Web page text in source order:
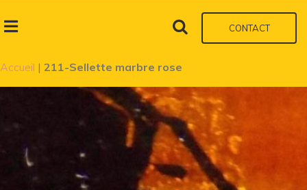
CONTACT
Accueil | 211-Sellette marbre rose